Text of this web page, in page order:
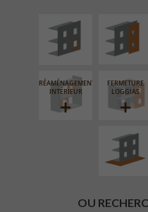
RÉAMÉNAGEMENT
INTÉRIEUR
FERMETURE
LOGGIAS
AMÉNAGEMENT
EXTÉRIEUR
OU